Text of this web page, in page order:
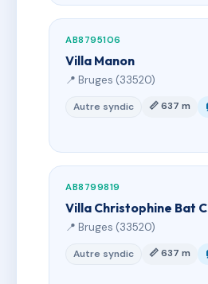
AB8795106
Villa Manon
📍 Bruges (33520)
Autre syndic 📏 637 m
AB8799819
Villa Christophine Bat C
📍 Bruges (33520)
Autre syndic 📏 637 m